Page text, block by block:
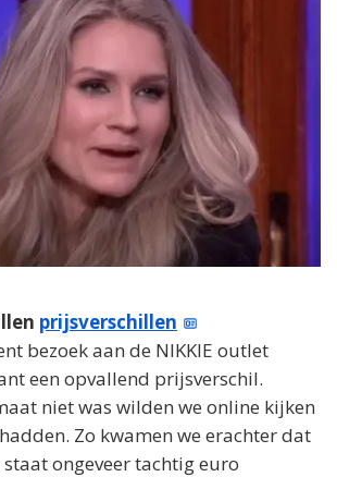
prijsverschillen
bezoek aan de NIKKIE outlet
een opvallend prijsverschil.
niet was wilden we online kijken
Zo kwamen we erachter dat
ongeveer tachtig euro